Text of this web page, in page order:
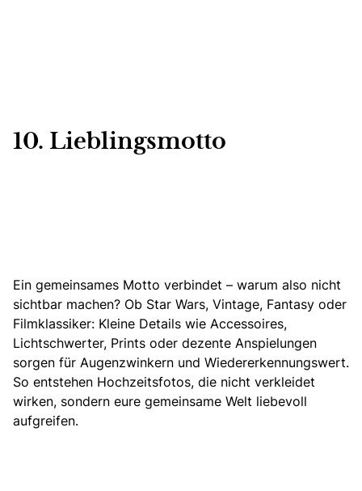
10. Lieblingsmotto
Ein gemeinsames Motto verbindet – warum also nicht
sichtbar machen? Ob Star Wars, Vintage, Fantasy oder
Filmklassiker: Kleine Details wie Accessoires,
Lichtschwerter, Prints oder dezente Anspielungen
sorgen für Augenzwinkern und Wiedererkennungswert.
So entstehen Hochzeitsfotos, die nicht verkleidet
wirken, sondern eure gemeinsame Welt liebevoll
aufgreifen.